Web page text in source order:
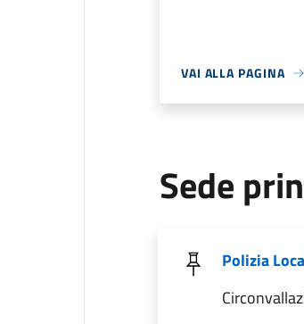
VAI ALLA PAGINA
Sede
Polizia